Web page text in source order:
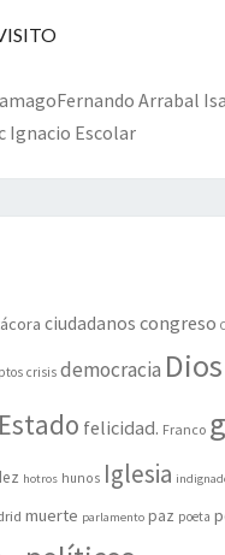
Fernando Arrabal
Ignacio Escolar
ciudadanos congreso
crisis democracia Dios
Estado felicidad. Franco
hotros hunos Iglesia
muerte parlamento paz poeta